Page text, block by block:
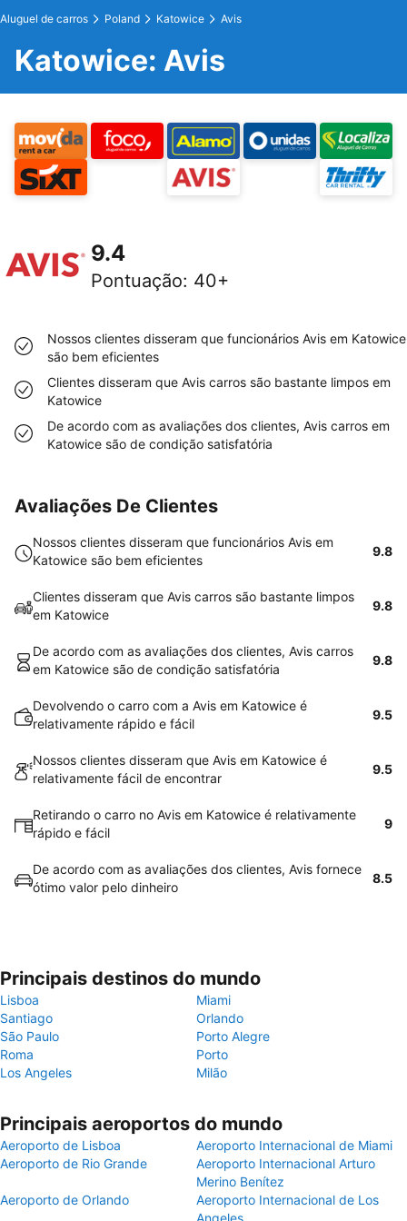
Aluguel de carros Poland Katowice Avis
Katowice: Avis
9.4
Pontuação: 40+
Nossos clientes disseram que funcionários Avis em Katowice
são bem eficientes
Clientes disseram que Avis carros são bastante limpos em
Katowice
De acordo com as avaliações dos clientes, Avis carros em
Katowice são de condição satisfatória
Avaliações De Clientes
Nossos clientes disseram que funcionários Avis em
Katowice são bem eficientes
9.8
Clientes disseram que Avis carros são bastante limpos
em Katowice
9.8
De acordo com as avaliações dos clientes, Avis carros
em Katowice são de condição satisfatória
9.8
Devolvendo o carro com a Avis em Katowice é
relativamente rápido e fácil
9.5
Nossos clientes disseram que Avis em Katowice é
relativamente fácil de encontrar
9.5
Retirando o carro no Avis em Katowice é relativamente
rápido e fácil
9
De acordo com as avaliações dos clientes, Avis fornece
ótimo valor pelo dinheiro
8.5
Principais destinos do mundo
Lisboa
Miami
Santiago
Orlando
São Paulo
Porto Alegre
Roma
Porto
Los Angeles
Milão
Principais aeroportos do mundo
Aeroporto de Lisboa
Aeroporto Internacional de Miami
Aeroporto de Rio Grande
Aeroporto Internacional Arturo
Merino Benítez
Aeroporto de Orlando
Aeroporto Internacional de Los
Angeles